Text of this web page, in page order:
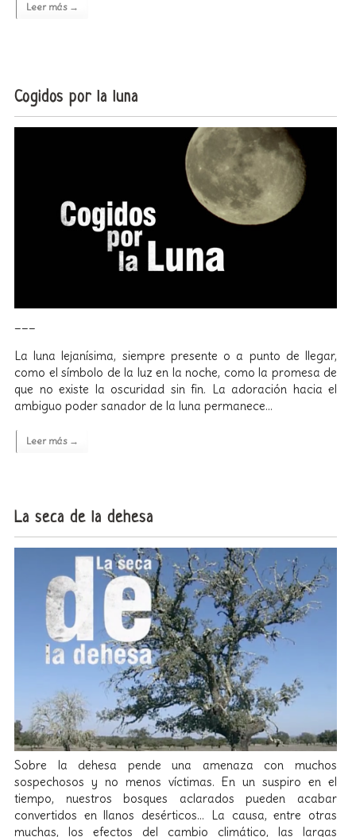
Leer más →
Cogidos por la luna
La luna lejanísima, siempre presente o a punto de llegar,
como el símbolo de la luz en la noche, como la promesa de
que no existe la oscuridad sin fin. La adoración hacia el
ambiguo poder sanador de la luna permanece…
Leer más →
La seca de la dehesa
Sobre la dehesa pende una amenaza con muchos
sospechosos y no menos víctimas. En un suspiro en el
tiempo, nuestros bosques aclarados pueden acabar
convertidos en llanos desérticos… La causa, entre otras
muchas, los efectos del cambio climático, las largas